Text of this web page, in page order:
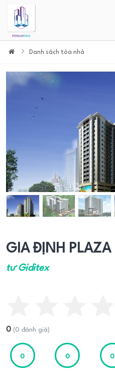
Danh sách tòa nhà
GIA ĐỊNH PLAZA
tư Giditex
0 (0 đánh giá)
0 0 0